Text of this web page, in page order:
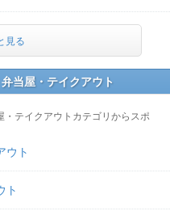
見る
当屋・テイクアウト
テイクアウトカテゴリからスポ
ウト
ト